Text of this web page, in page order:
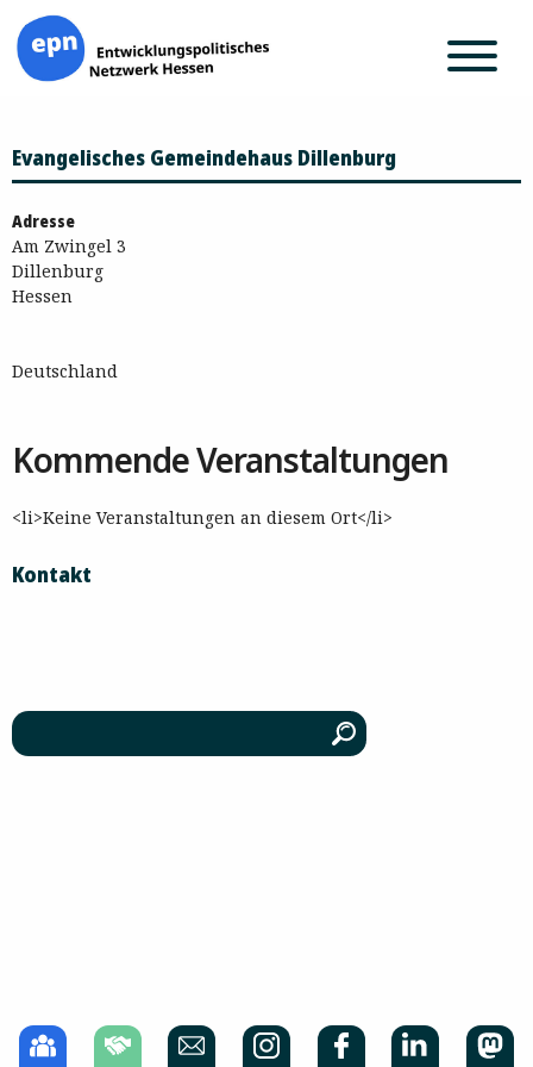
Inhalt
springen
Evangelisches Gemeindehaus Dillenburg
Adresse
Am Zwingel 3
Dillenburg
Hessen
Deutschland
Kommende Veranstaltungen
<li>Keine Veranstaltungen an diesem Ort</li>
Kontakt